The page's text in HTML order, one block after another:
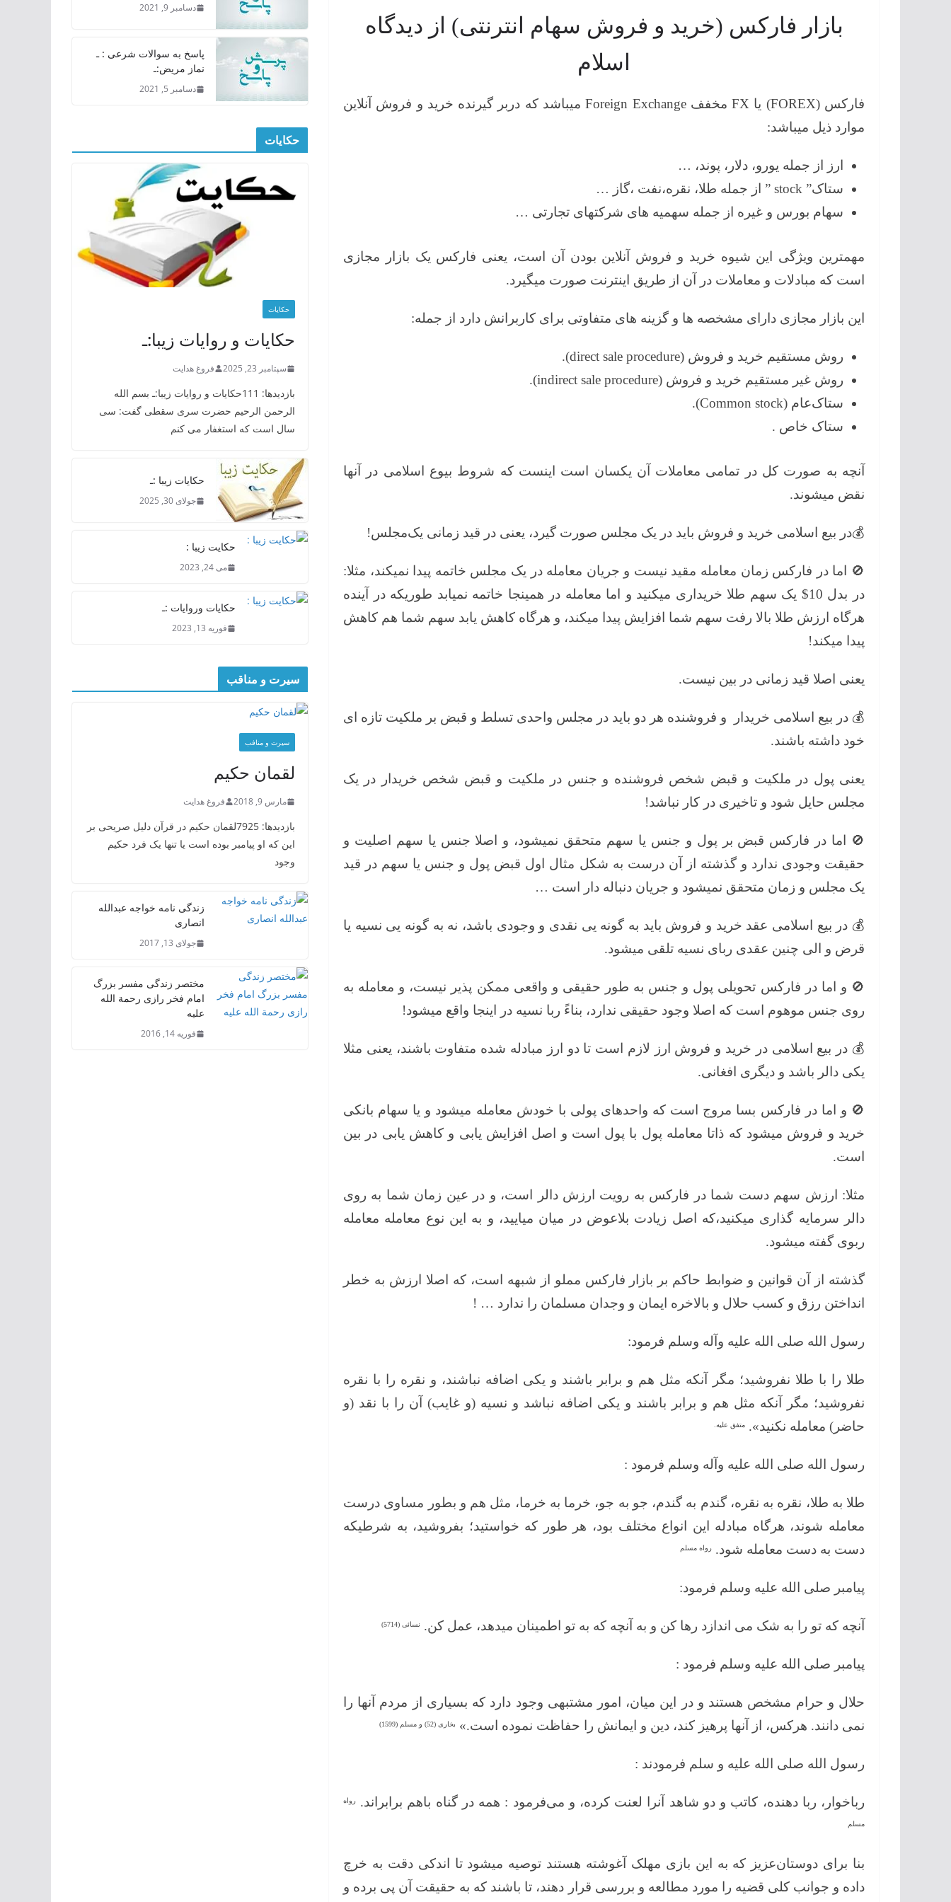
بازار فارکس (خرید و فروش سهام انترنتی) از دیدگاه
اسلام
فارکس (FOREX) یا FX مخفف Foreign Exchange میباشد که دربر گیرنده خرید و فروش آنلاین
موارد ذیل میباشد:
ارز از جمله یورو، دلار، پوند، …
ستاک‌” stock ” از جمله طلا، نقره،نفت ،گاز …
سهام بورس و غیره از جمله سهمیه های شرکتهای تجارتی …
مهمترین ویژگی این شیوه خرید و فروش آنلاین بودن آن است، یعنی فارکس یک بازار مجازی
است که مبادلات و معاملات در آن از طریق اینترنت صورت میگیرد.
این بازار مجازی دارای مشخصه ها و گزینه های متفاوتی برای کاربرانش دارد از جمله:
روش مستقیم خرید و فروش (direct sale procedure).
روش غیر مستقیم خرید و فروش (indirect sale procedure).
ستاک‌عام (Common stock).
ستاک خاص .
آنچه به صورت کل در تمامی معاملات آن یکسان است اینست که شروط بیوع اسلامی در آنها
نقض میشوند.
💰در بیع اسلامی خرید و فروش باید در یک مجلس صورت گیرد، یعنی در قید زمانی یک‌مجلس!
🚫 اما در فارکس زمان معامله مقید نیست و جریان معامله در یک مجلس خاتمه پیدا نمیکند، مثلا:
در بدل 10$ یک سهم طلا خریداری میکنید و اما معامله در همینجا خاتمه نمیابد طوریکه در آینده
هرگاه ارزش طلا بالا رفت سهم شما افزایش پیدا میکند، و هرگاه کاهش یابد سهم شما هم کاهش
پیدا میکند!
یعنی اصلا قید زمانی در بین نیست.
💰 در بیع اسلامی خریدار و فروشنده هر دو باید در مجلس واحدی تسلط و قبض بر ملکیت تازه ای
خود داشته باشند.
یعنی پول در ملکیت و قبض شخص فروشنده و جنس در ملکیت و قبض شخص خریدار در یک
مجلس حایل شود و تاخیری در کار نباشد!
🚫 اما در فارکس قبض بر پول و جنس یا سهم متحقق نمیشود، و اصلا جنس یا سهم ‌اصلیت و
حقیقت وجودی ندارد و گذشته از آن درست به شکل مثال اول قبض پول و جنس یا سهم در قید
یک مجلس و زمان متحقق نمیشود و جریان دنباله دار است …
💰 در بیع اسلامی عقد خرید و فروش باید به گونه یی نقدی و وجودی باشد، نه به گونه یی نسیه یا
قرض و الی چنین عقدی ربای نسیه تلقی میشود.
🚫 و اما در فارکس تحویلی پول و جنس به طور حقیقی و واقعی ممکن پذیر نیست، و معامله به
روی جنس موهوم است که اصلا وجود حقیقی ندارد، بناءً ربا نسیه در اینجا واقع میشود!
💰 در بیع اسلامی در خرید و فروش ارز لازم است تا دو ارز مبادله شده متفاوت باشند، یعنی مثلا
یکی دالر باشد و دیگری افغانی.
🚫 و اما در فارکس بسا مروج است که واحدهای پولی با خودش معامله میشود و یا سهام بانکی
خرید و فروش میشود که ذاتا معامله پول با پول است و اصل افزایش یابی و کاهش یابی در بین
است.
مثلا: ارزش سهم دست شما در فارکس به رویت ارزش دالر است، و در عین زمان شما به روی
دالر سرمایه گذاری میکنید،که اصل زیادت بلاعوض در میان میایید، و به این نوع معامله معامله
ربوی گفته میشود.
گذشته از آن قوانین و ضوابط حاکم بر بازار فارکس مملو از شبهه است، که اصلا ارزش به خطر
انداختن رزق و کسب حلال و بالاخره ایمان و وجدان مسلمان را ندارد … !
رسول الله صلی الله علیه وآله وسلم فرمود:
طلا را با طلا نفروشید؛ مگر آنکه مثل هم و برابر باشند و یکی اضافه نباشند، و نقره را با نقره
نفروشید؛ مگر آنکه مثل هم و برابر باشند و یکی اضافه نباشد و نسیه (و غایب) آن را با نقد (و
حاضر) معامله نکنید». متفق علیه.
رسول الله صلی الله علیه وآله وسلم فرمود :
طلا به طلا، نقره به نقره، گندم به گندم، جو به جو، خرما به خرما، مثل هم و بطور مساوی درست
معامله شوند، هرگاه مبادله این انواع مختلف بود، هر طور که خواستید؛ بفروشید، به شرطیکه
دست به دست معامله شود. رواه مسلم
پیامبر صلی الله علیه وسلم فرمود:
آنچه که تو را به شک می اندازد رها کن و به آنچه که به تو اطمینان میدهد، عمل کن. نسائی (5714)
پیامبر صلی الله علیه وسلم فرمود :
حلال و حرام مشخص هستند و در این میان، امور مشتبهی وجود دارد که بسیاری از مردم آنها را
نمی دانند. هرکس، از آنها پرهیز کند، دین و ایمانش را حفاظت نموده است.»
بخاری (52) و مسلم (1599)
رسول الله صلی الله علیه و سلم فرمودند :
رباخوار، ربا دهنده، کاتب و دو شاهد آنرا لعنت کرده، و می‌فرمود : همه در گناه باهم برابراند. رواه
مسلم
بنا برای دوستان‌عزیز که به این بازی مهلک آغوشته هستند توصیه میشود تا اندکی دقت به خرچ
داده و جوانب کلی قضیه را مورد مطالعه و بررسی قرار دهند، تا باشند که به حقیقت آن پی برده و
دسامبر 9, 2021
پاسخ به سوالات شرعی : ـ
نماز مریض:ـ
دسامبر 5, 2021
حکایات
حکایات
حکایات و روایات زیبا:ـ
سپتامبر 23, 2025 فروغ هدایت
بازدیدها: 111حکایات و روایات زیبا:ـ بسم الله
الرحمن الرحیم حضرت سری سقطی گفت: سی
سال است که استغفار می کنم
حکایات زیبا :ـ
جولای 30, 2025
حکایت زیبا :
می 24, 2023
حکایات وروایات :ـ
فوریه 13, 2023
سیرت و مناقب
سیرت و منافب
لقمان حکیم
مارس 9, 2018 فروغ هدایت
بازدیدها: 7925لقمان حکیم در قرآن دلیل صریحی بر
این که او پیامبر بوده است یا تنها یک فرد حکیم
وجود
زندگی نامه خواجه عبدالله
انصاری
جولای 13, 2017
مختصر زندگی مفسر بزرگ
امام فخر رازی رحمة الله
علیه
فوریه 14, 2016